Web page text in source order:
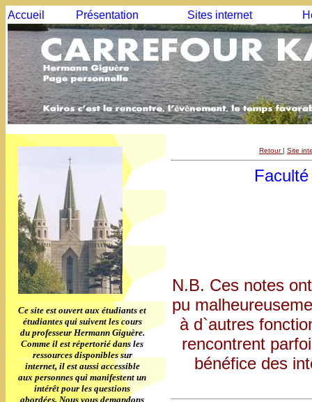
Accueil Présentation Sites internet
Ce site est ouvert aux étudiants et
étudiantes qui suivent les cours
du professeur Hermann Giguère.
Comme il est répertorié dans les
ressources disponibles sur
internet, il est aussi accessible
aux personnes qui manifestent un
intérêt pour les questions
abordées. Nous vous demandons
Retour| Site
N.B. Ces notes
pu
à d`autres
rencontrent
bénéfice des